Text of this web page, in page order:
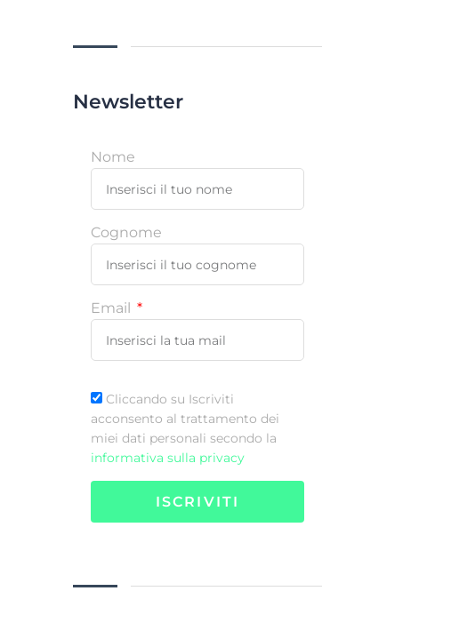
Newsletter
Nome
Cognome
Email
Cliccando su Iscriviti
acconsento al trattamento dei
miei dati personali secondo la
informativa sulla privacy
ISCRIVITI